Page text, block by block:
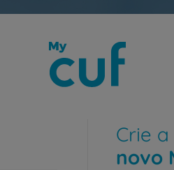
Crie
novo